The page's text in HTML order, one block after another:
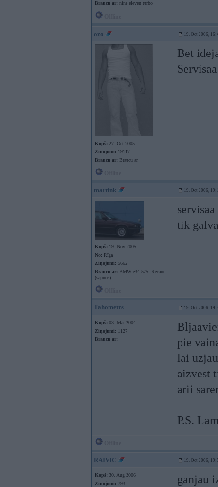
Braucu ar: nine eleven turbo
ozo 19. Oct 2006,
Kopš: 27. Oct 2005
Ziņojumi: 19117
Braucu ar: Braucu ar
Bet
martink 19. Oct 2006,
Kopš: 19. Nov 2005
No: Rīga
Ziņojumi: 5662
Braucu ar: BMW e34 525i Recaro
(sapņos)
tik
Tahometrs 19. Oct 2006,
Kopš: 03. Mar 2004
Ziņojumi: 1127
Braucu ar:
pie
lai
aizvest
arii
P.S.
RAIVIC 19. Oct 2006,
Kopš: 30. Aug 2006
Ziņojumi: 793
ganjau